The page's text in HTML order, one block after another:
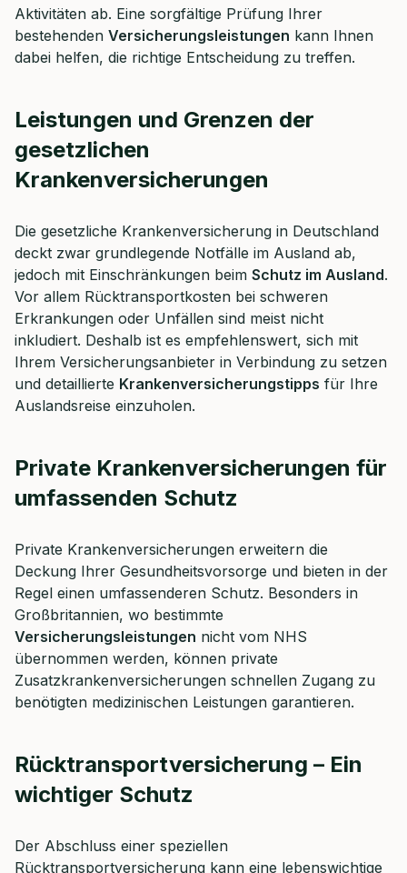
Aktivitäten ab. Eine sorgfältige Prüfung Ihrer
bestehenden Versicherungsleistungen kann Ihnen
dabei helfen, die richtige Entscheidung zu treffen.
Leistungen und Grenzen der
gesetzlichen
Krankenversicherungen
Die gesetzliche Krankenversicherung in Deutschland
deckt zwar grundlegende Notfälle im Ausland ab,
jedoch mit Einschränkungen beim Schutz im Ausland.
Vor allem Rücktransportkosten bei schweren
Erkrankungen oder Unfällen sind meist nicht
inkludiert. Deshalb ist es empfehlenswert, sich mit
Ihrem Versicherungsanbieter in Verbindung zu setzen
und detaillierte Krankenversicherungstipps für Ihre
Auslandsreise einzuholen.
Private Krankenversicherungen für
umfassenden Schutz
Private Krankenversicherungen erweitern die
Deckung Ihrer Gesundheitsvorsorge und bieten in der
Regel einen umfassenderen Schutz. Besonders in
Großbritannien, wo bestimmte
Versicherungsleistungen nicht vom NHS
übernommen werden, können private
Zusatzkrankenversicherungen schnellen Zugang zu
benötigten medizinischen Leistungen garantieren.
Rücktransportversicherung – Ein
wichtiger Schutz
Der Abschluss einer speziellen
Rücktransportversicherung kann eine lebenswichtige